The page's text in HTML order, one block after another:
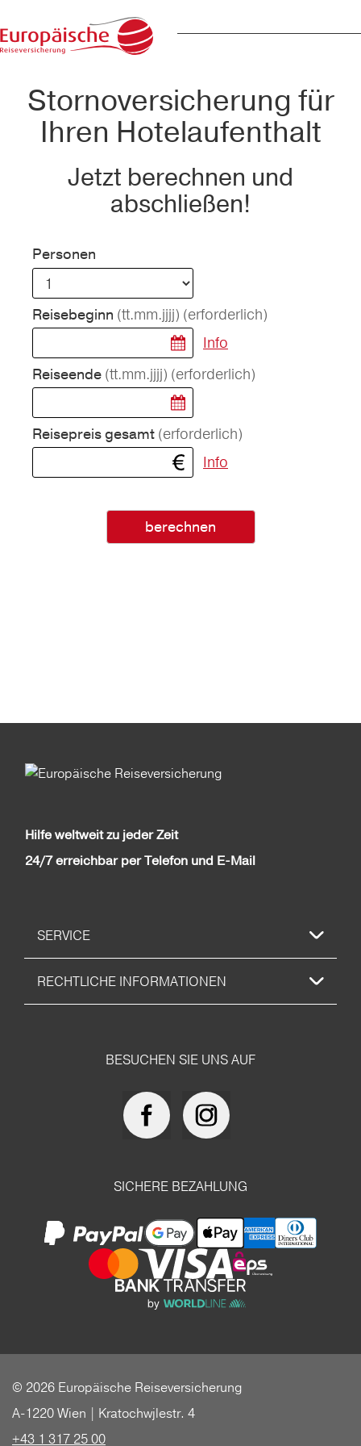
Stornoversicherung für
Ihren Hotelaufenthalt
Jetzt berechnen und
abschließen!
Personen
Reisebeginn (tt.mm.jjjj) (erforderlich)
Info
Reiseende (tt.mm.jjjj) (erforderlich)
Reisepreis gesamt (erforderlich)
Info
berechnen
Hilfe weltweit zu jeder Zeit
24/7 erreichbar per Telefon und E-Mail
SERVICE
RECHTLICHE INFORMATIONEN
BESUCHEN SIE UNS AUF
SICHERE BEZAHLUNG
© 2026 Europäische Reiseversicherung
A-1220 Wien | Kratochwjlestr. 4
+43 1 317 25 00